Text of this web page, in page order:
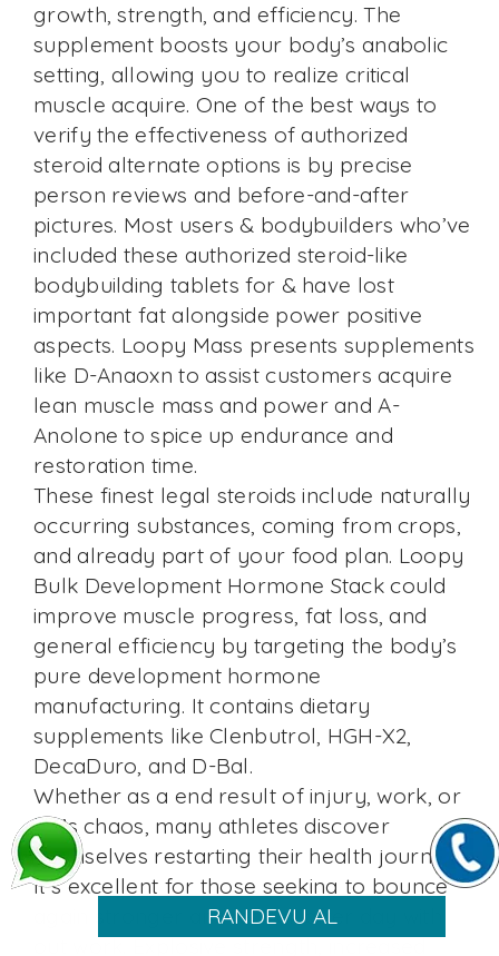
growth, strength, and efficiency. The
supplement boosts your body’s anabolic
setting, allowing you to realize critical
muscle acquire. One of the best ways to
verify the effectiveness of authorized
steroid alternate options is by precise
person reviews and before-and-after
pictures. Most users & bodybuilders who’ve
included these authorized steroid-like
bodybuilding tablets for & have lost
important fat alongside power positive
aspects. Loopy Mass presents supplements
like D-Anaoxn to assist customers acquire
lean muscle mass and power and A-
Anolone to spice up endurance and
restoration time.
These finest legal steroids include naturally
occurring substances, coming from crops,
and already part of your food plan. Loopy
Bulk Development Hormone Stack could
improve muscle progress, fat loss, and
general efficiency by targeting the body’s
pure development hormone
manufacturing. It contains dietary
supplements like Clenbutrol, HGH-X2,
DecaDuro, and D-Bal.
Whether as a end result of injury, work, or
life’s chaos, many athletes discover
themselves restarting their health journey.
It’s excellent for those seeking to bounce
again stronger and leaner after day with
out work. Explosive strength, increased
RANDEVU AL